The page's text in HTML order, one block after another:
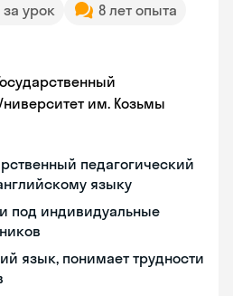
за урок
8 лет опыта
им. Козьмы
педагогический
языку
под индивидуальные
язык, понимает трудности